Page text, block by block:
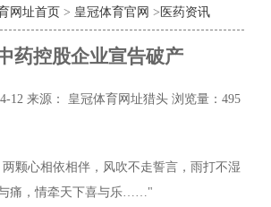
网址首页 > 皇冠体育官网 > 医药资讯
药控股企业宣告破产
12 来源： 皇冠体育网址猎头 浏览量：495
颗心相依相伴，风吹不走誓言，雨打不湿
痛，情牵天下喜与乐……"